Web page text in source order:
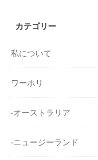
カテゴリー
私について
ワーホリ
-オーストラリア
-ニュージーランド